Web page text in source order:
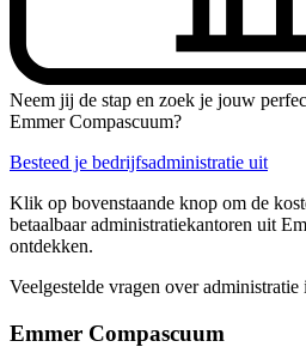
Neem jij de stap en zoek je jouw
Emmer Compascuum?
Besteed je bedrijfsadministratie uit
Klik op bovenstaande knop om de
betaalbaar administratiekantoren uit
ontdekken.
Veelgestelde vragen over administratie
Emmer Compascuum